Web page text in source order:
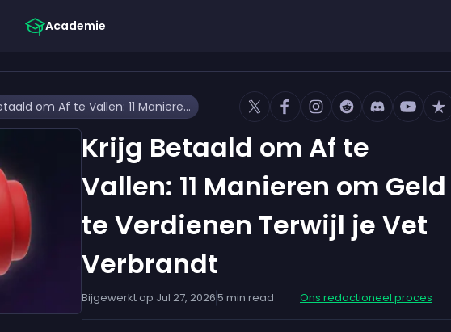
Academie
Krijg Betaald om Af te Vallen: 11 Manieren om Geld te Verdienen Terwijl je Vet Verbrandt
Krijg Betaald om Af te
Vallen: 11 Manieren om Geld
te Verdienen Terwijl je Vet
Verbrandt
Bijgewerkt op Jul 27, 20265 min read Ons redactioneel proces